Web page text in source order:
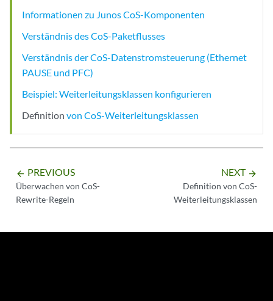
Informationen zu Junos CoS-Komponenten
Verständnis des CoS-Paketflusses
Verständnis der CoS-Datenstromsteuerung (Ethernet
PAUSE und PFC)
Beispiel: Weiterleitungsklassen konfigurieren
Definition von CoS-Weiterleitungsklassen
arrow_backward PREVIOUS
Überwachen von CoS-
Rewrite-Regeln
NEXT arrow_forward
Definition von CoS-
Weiterleitungsklassen